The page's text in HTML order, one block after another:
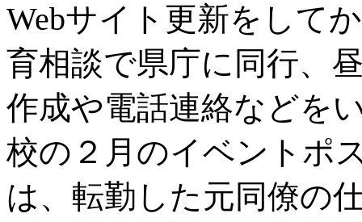
Webサイト更新をして
育相談で県庁に同行、
作成や電話連絡などを
校の２月のイベントポ
は、転勤した元同僚の